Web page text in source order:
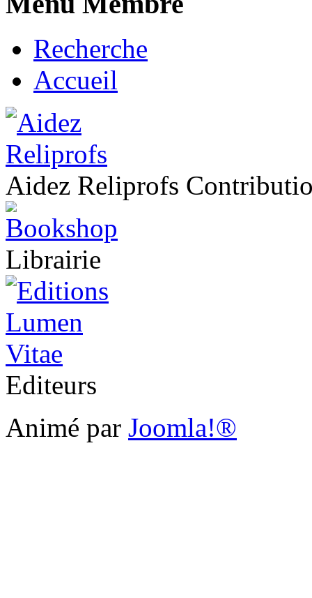
Recherche
Accueil
Aidez Reliprofs
Librairie
Editeurs
Animé par Joomla!®